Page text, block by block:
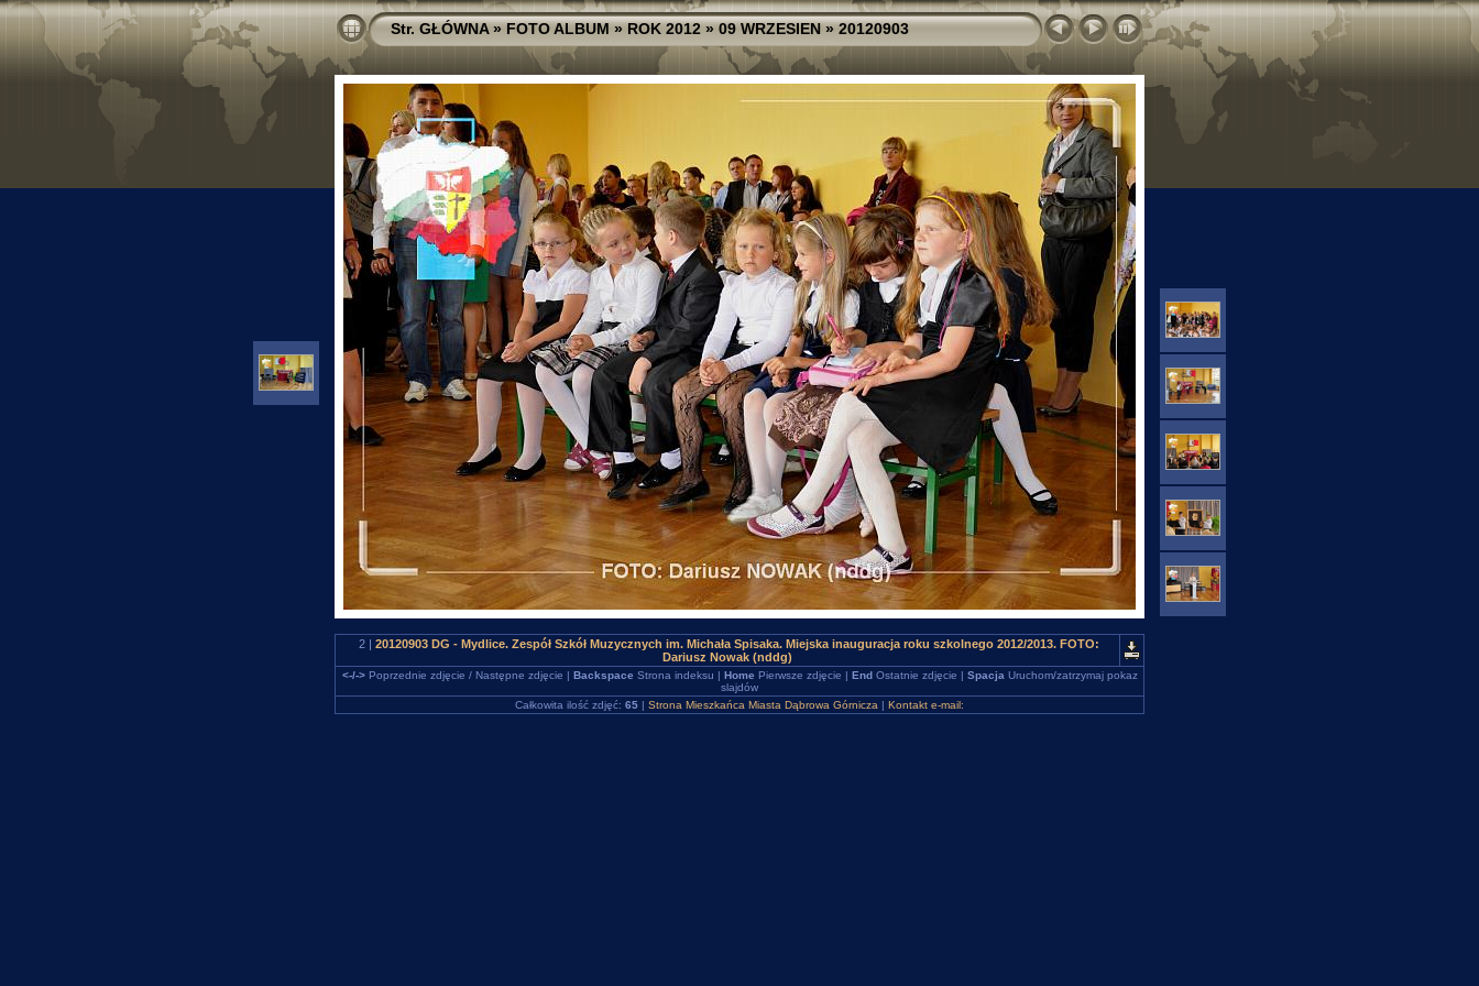
Str. GŁÓWNA»FOTO ALBUM»ROK 2012»09 WRZESIEN»20120903
2 | 20120903 DG - Mydlice. Zespół Szkół Muzycznych im. Michała Spisaka. Miejska inauguracja roku szkolnego 2012/2013. FOTO:
Dariusz Nowak (nddg)
<-/->Poprzednie zdjęcie / Następne zdjęcie | Backspace Strona indeksu | Home Pierwsze zdjęcie | EndOstatnie zdjęcie | Spacja Uruchom/zatrzymaj pokaz
slajdów
Całkowita ilość zdjęć: 65 | Strona Mieszkańca Miasta Dąbrowa Górnicza | Kontakt e-mail: